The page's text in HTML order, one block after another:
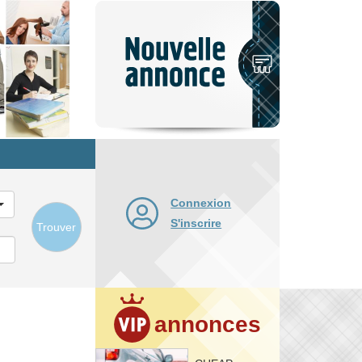
Trouver
Connexion
S'inscrire
annonces